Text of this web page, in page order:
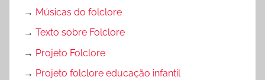
→ Músicas do folclore
→ Texto sobre Folclore
→ Projeto Folclore
→ Projeto folclore educação infantil